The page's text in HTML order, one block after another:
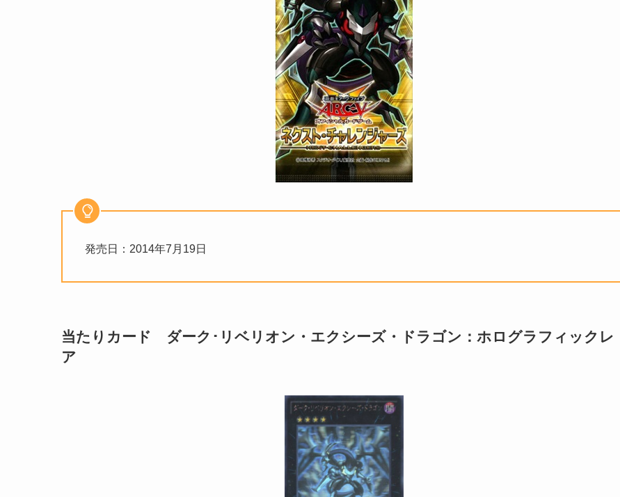
発売日：2014年7月19日
当たりカード ダーク･リベリオン・エクシーズ・ドラゴン：ホログラフィックレ
ア